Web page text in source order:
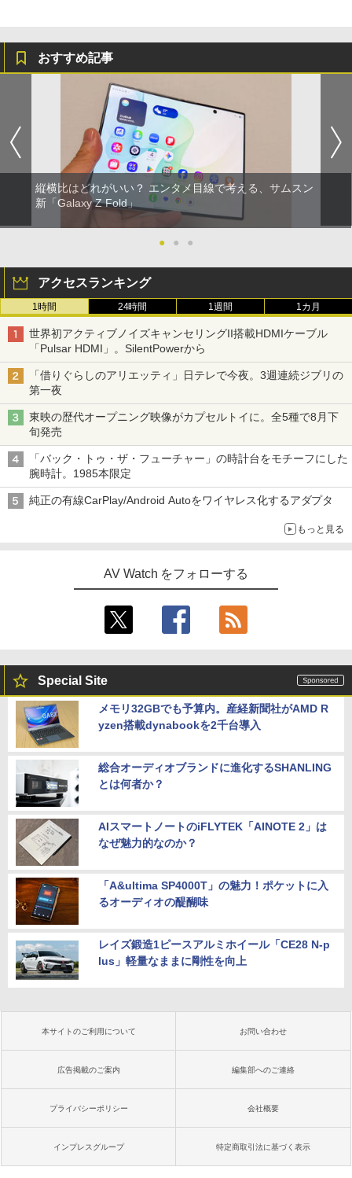
おすすめ記事
縦横比はどれがいい？ エンタメ目線で考える、サムスン
新「Galaxy Z Fold」
● ● ●
アクセスランキング
1時間 24時間 1週間 1カ月
世界初アクティブノイズキャンセリングII搭載HDMIケーブル
「Pulsar HDMI」。SilentPowerから
「借りぐらしのアリエッティ」日テレで今夜。3週連続ジブリの
第一夜
東映の歴代オープニング映像がカプセルトイに。全5種で8月下
旬発売
「バック・トゥ・ザ・フューチャー」の時計台をモチーフにした
腕時計。1985本限定
純正の有線CarPlay/Android Autoをワイヤレス化するアダプタ
もっと見る
AV Watch をフォローする
Special Site
メモリ32GBでも予算内。産経新聞社がAMD R
yzen搭載dynabookを2千台導入
総合オーディオブランドに進化するSHANLING
とは何者か？
AIスマートノートのiFLYTEK「AINOTE 2」は
なぜ魅力的なのか？
「A&ultima SP4000T」の魅力！ポケットに入
るオーディオの醍醐味
レイズ鍛造1ピースアルミホイール「CE28 N-p
lus」軽量なままに剛性を向上
本サイトのご利用について お問い合わせ
広告掲載のご案内 編集部へのご連絡
プライバシーポリシー 会社概要
インプレスグループ 特定商取引法に基づく表示